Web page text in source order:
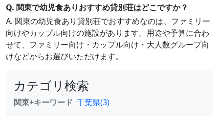
Q. 関東で幼児食ありおすすめ貸別荘はどこですか？
A. 関東の幼児食あり貸別荘でおすすめなのは、ファミリー
向けやカップル向けの施設があります。用途や予算に合わ
せて、ファミリー向け・カップル向け・大人数グループ向
けなどからお選びいただけます。
カテゴリ検索
関東+キーワード 千葉県(3)